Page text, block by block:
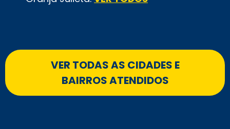
VER TODAS AS CIDADES E
BAIRROS ATENDIDOS